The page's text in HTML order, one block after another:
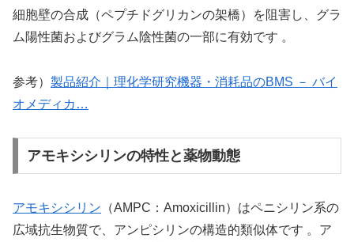
細胞壁の合成（ペプチドグリカンの架橋）を阻害し、グラ
ム陽性菌およびグラム陰性菌の一部に有効です 。
参考） 製品紹介｜理化学研究機器・消耗品のBMS － バイ
オメディカ…
アモキシシリンの特性と薬物動態
アモキシシリン （AMPC：Amoxicillin）はペニシリン系の
広域抗生物質で、アンピシリンの構造的類似体です 。ア